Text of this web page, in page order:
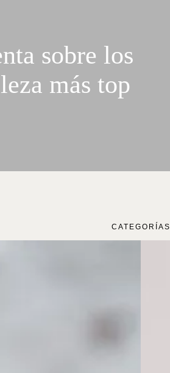
sobre los
más top
CATEGORÍAS